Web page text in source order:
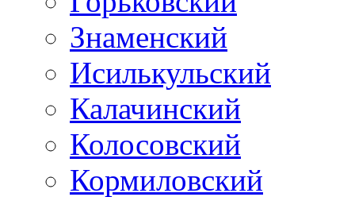
Знаменский
Исилькульский
Калачинский
Колосовский
Кормиловский